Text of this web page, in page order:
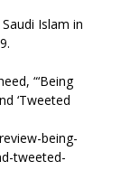
Islam in
“‘Being
‘Tweeted
being-
tweeted-